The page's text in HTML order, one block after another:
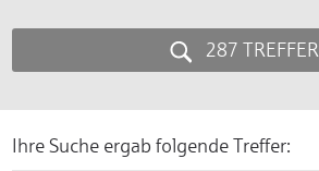
287 TREFFER
Ihre Suche ergab folgende Treffer: